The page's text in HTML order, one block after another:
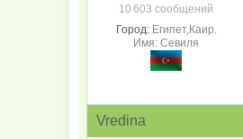
10 603 сообщений
Город: Египет,Каир.
Имя: Севиля
Vredina